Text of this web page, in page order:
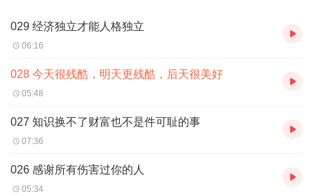
029 经济独立才能人格独立
06:16
028 今天很残酷，明天更残酷，后天很美好
05:48
027 知识换不了财富也不是件可耻的事
07:36
026 感谢所有伤害过你的人
05:34